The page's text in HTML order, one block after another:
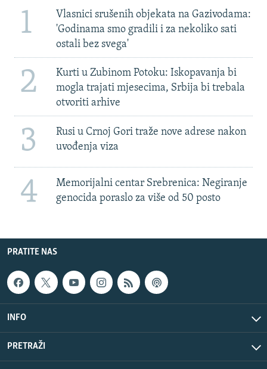
1
Vlasnici srušenih objekata na Gazivodama:
'Godinama smo gradili i za nekoliko sati
ostali bez svega'
2
Kurti u Zubinom Potoku: Iskopavanja bi
mogla trajati mjesecima, Srbija bi trebala
otvoriti arhive
3
Rusi u Crnoj Gori traže nove adrese nakon
uvođenja viza
4
Memorijalni centar Srebrenica: Negiranje
genocida poraslo za više od 50 posto
PRATITE NAS
INFO
PRETRAŽI